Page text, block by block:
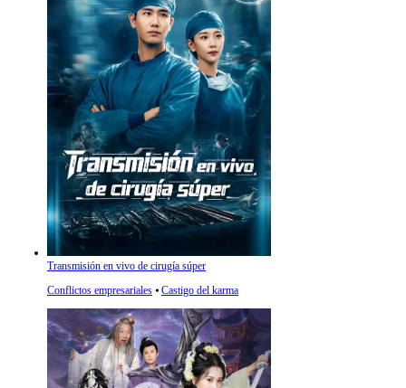
Transmisión en vivo de cirugía súper
Conflictos empresariales ⦁ Castigo del karma